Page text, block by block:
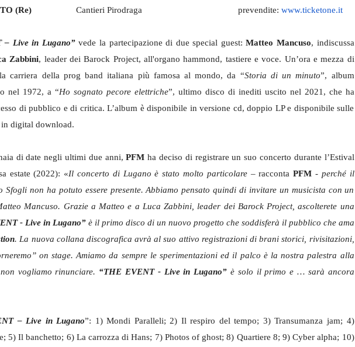
(Re)Cantieri Pirodraga prevendite: www.ticketone.it
– Live in Lugano”vede la partecipazione di due special guest:Matteo Mancuso, indiscussa
Zabbini, leader dei Barock Project, all'organo hammond, tastiere e voce. Un’ora e mezza di
carriera della prog band italiana più famosa al mondo, da “Storia di un minuto”, album
nel 1972, a “Ho sognato pecore elettriche”, ultimo disco di inediti uscito nel 2021, che ha
di pubblico e di critica. L’album è disponibile in versione cd, doppio LP e disponibile sulle
digital download.
di date negli ultimi due anni,PFM ha deciso di registrare un suo concerto durante l’Estival
estate (2022): «Il concerto di Lugano è stato molto particolare– raccontaPFM - perché il
Sfogli non ha potuto essere presente. Abbiamo pensato quindi di invitare un musicista con un
Mancuso. Grazie a Matteo e a Luca Zabbini, leader dei Barock Project, ascolterete una
- Live in Lugano”è il primo disco di un nuovo progetto che soddisferà il pubblico che ama
. La nuova collana discografica avrà al suo attivo registrazioni di brani storici, rivisitazioni,
on stage. Amiamo da sempre le sperimentazioni ed il palco è la nostra palestra alla
vogliamo rinunciare. “THE EVENT - Live in Lugano” è solo il primo e … sarà ancora
– Live in Lugano”: 1) Mondi Paralleli; 2) Il respiro del tempo; 3) Transumanza jam; 4)
5) Il banchetto; 6) La carrozza di Hans; 7) Photos of ghost; 8) Quartiere 8; 9) Cyber alpha; 10)